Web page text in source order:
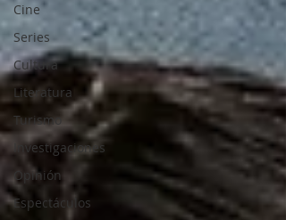
Cine
Series
Cultura
Literatura
Turismo
Investigaciones
Opinión
Espectáculos